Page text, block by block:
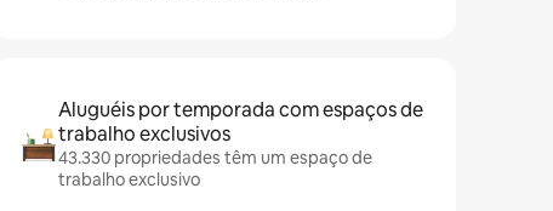
Aluguéis por temporada com espaços de
trabalho exclusivos
43.330 propriedades têm um espaço de
trabalho exclusivo